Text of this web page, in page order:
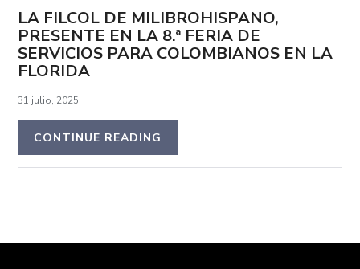
LA FILCOL DE MILIBROHISPANO,
PRESENTE EN LA 8.ª FERIA DE
SERVICIOS PARA COLOMBIANOS EN LA
FLORIDA
31 julio, 2025
CONTINUE READING